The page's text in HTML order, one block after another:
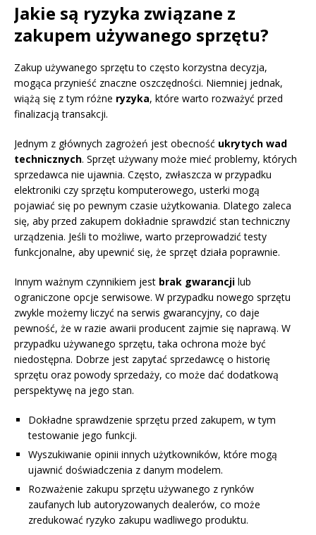
Jakie są ryzyka związane z
zakupem używanego sprzętu?
Zakup używanego sprzętu to często korzystna decyzja,
mogąca przynieść znaczne oszczędności. Niemniej jednak,
wiążą się z tym różne ryzyka, które warto rozważyć przed
finalizacją transakcji.
Jednym z głównych zagrożeń jest obecność ukrytych wad
technicznych. Sprzęt używany może mieć problemy, których
sprzedawca nie ujawnia. Często, zwłaszcza w przypadku
elektroniki czy sprzętu komputerowego, usterki mogą
pojawiać się po pewnym czasie użytkowania. Dlatego zaleca
się, aby przed zakupem dokładnie sprawdzić stan techniczny
urządzenia. Jeśli to możliwe, warto przeprowadzić testy
funkcjonalne, aby upewnić się, że sprzęt działa poprawnie.
Innym ważnym czynnikiem jest brak gwarancji lub
ograniczone opcje serwisowe. W przypadku nowego sprzętu
zwykle możemy liczyć na serwis gwarancyjny, co daje
pewność, że w razie awarii producent zajmie się naprawą. W
przypadku używanego sprzętu, taka ochrona może być
niedostępna. Dobrze jest zapytać sprzedawcę o historię
sprzętu oraz powody sprzedaży, co może dać dodatkową
perspektywę na jego stan.
Dokładne sprawdzenie sprzętu przed zakupem, w tym
testowanie jego funkcji.
Wyszukiwanie opinii innych użytkowników, które mogą
ujawnić doświadczenia z danym modelem.
Rozważenie zakupu sprzętu używanego z rynków
zaufanych lub autoryzowanych dealerów, co może
zredukować ryzyko zakupu wadliwego produktu.